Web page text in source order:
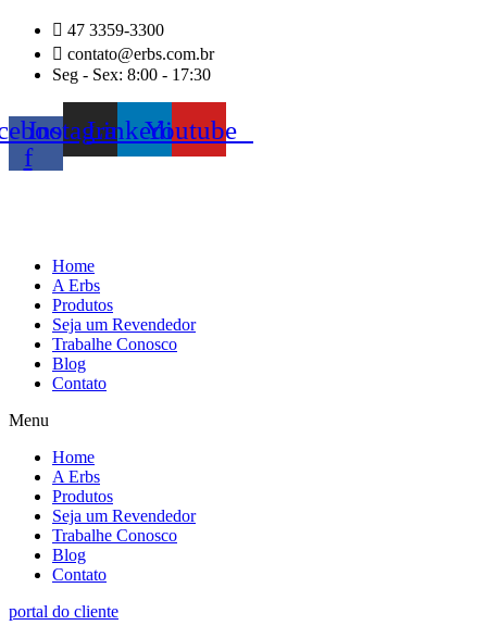
conteúdo
47 3359-3300
contato@erbs.com.br
Seg - Sex: 8:00 - 17:30
f
InstagramLinkedinYoutube
Home
A Erbs
Produtos
Seja um Revendedor
Trabalhe Conosco
Blog
Contato
Menu
Home
A Erbs
Produtos
Seja um Revendedor
Trabalhe Conosco
Blog
Contato
portal do cliente